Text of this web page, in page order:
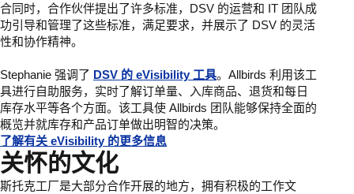
合同时，合作伙伴提出了许多标准，DSV 的运营和 IT 团队成
功引导和管理了这些标准，满足要求，并展示了 DSV 的灵活
性和协作精神。
Stephanie 强调了 DSV 的 eVisibility 工具。Allbirds 利用该工
具进行自助服务，实时了解订单量、入库商品、退货和每日
库存水平等各个方面。该工具使 Allbirds 团队能够保持全面的
概览并就库存和产品订单做出明智的决策。
了解有关 eVisibility 的更多信息
关怀的文化
斯托克工厂是大部分合作开展的地方，拥有积极的工作文